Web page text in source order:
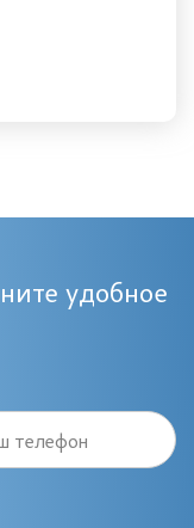
удобное
телефон